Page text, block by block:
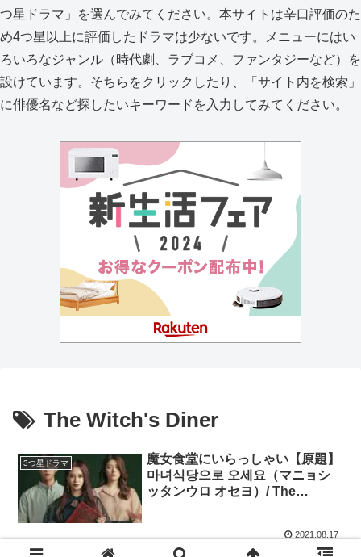
つ星ドラマ」を選んでみてください。本サイトは辛口評価のた
め4つ星以上に評価したドラマは少ないです。メニューにはい
ろいろなジャンル（時代劇、ラブコメ、ファンタジーなど）を
設けています。そちらをクリックしたり、「サイト内を検索」
に俳優名など探したいキーワードを入力してみてください。
The Witch's Diner
3つ星ドラマ
魔女食堂にいらっしゃい【原題】
마녀식당으로 오세요（マニョシ
ッタンウロ オセヨ）/ The
2021.08.17